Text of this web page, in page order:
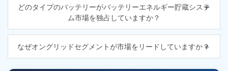
どのタイプのバッテリーがバッテリーエネルギー貯蔵システ
ム市場を独占していますか？
なぜオングリッドセグメントが市場をリードしていますか？